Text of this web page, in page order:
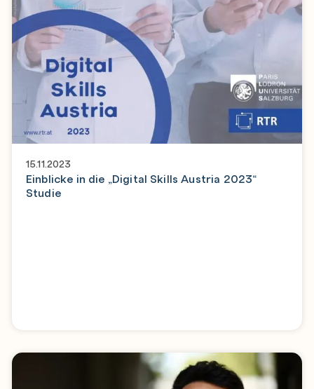
15.11.2023
Einblicke in die „Digital Skills Austria 2023“
Studie